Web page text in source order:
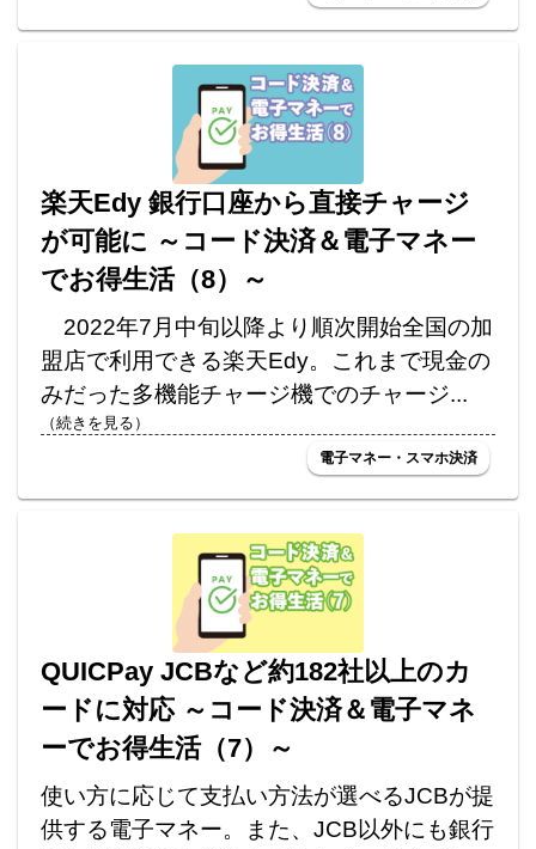
楽天Edy 銀行口座から直接チャージ
が可能に ～コード決済＆電子マネー
でお得生活（8）～
2022年7月中旬以降より順次開始全国の加
盟店で利用できる楽天Edy。これまで現金の
みだった多機能チャージ機でのチャージ...
（続きを見る）
電子マネー・スマホ決済
QUICPay JCBなど約182社以上のカ
ードに対応 ～コード決済＆電子マネ
ーでお得生活（7）～
使い方に応じて支払い方法が選べるJCBが提
供する電子マネー。また、JCB以外にも銀行